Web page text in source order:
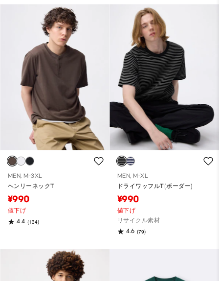
MEN, M-3XL
ヘンリーネックT
¥990
値下げ
4.4 (134)
MEN, M-XL
ドライワッフルT(ボーダー)
¥990
値下げ
リサイクル素材
4.6 (79)